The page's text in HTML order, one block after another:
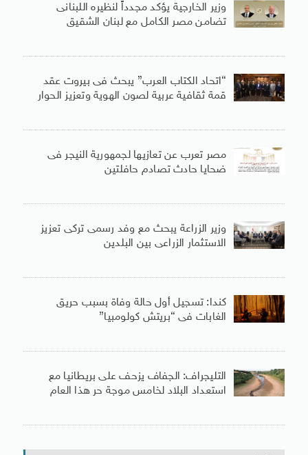
وزير الخارجية يؤكد مجدداً لنظيره اللبنانى
تضامن مصر الكامل مع لبنان الشقيق
“اتحاد الكتاب العرب” يبحث فى بيروت عقد
قمة ثقافية عربية لصون الهوية وتعزيز الحوار
مصر تعرب عن تعازيها لجمهورية النيجر فى
ضحايا حادث تصادم حافلتين
وزير الزراعة يبحث مع وفد رسمى تركى تعزيز
الاستثمار الزراعى بين البلدين
كندا: تسجيل أول حالة وفاة بسبب حريق
الغابات فى “بريتش كولومبيا”
التليجراف: الجفاف يزحف على بريطانيا مع
استعداد البلاد لخامس موجة حر هذا العام